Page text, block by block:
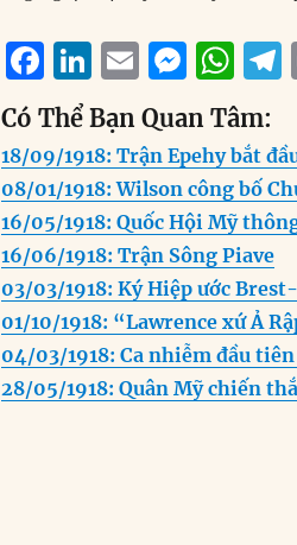
F
a
c
e
b
o
o
k
Li
n
k
e
d
I
n
E
m
ai
l
M
ss
e
n
g
er
W
h
at
s
A
p
p
e
Có Thể Bạn Quan Tâm:
18/09/1918: Trận Epehy bắt
08/01/1918: Wilson công bố
16/05/1918: Quốc Hội Mỹ
16/06/1918: Trận Sông Piave
03/03/1918: Ký Hiệp ước
01/10/1918: “Lawrence xứ Ả
04/03/1918: Ca nhiễm đầu
28/05/1918: Quân Mỹ chiến